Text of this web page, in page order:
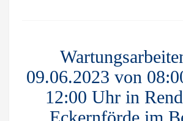
09.06.2023 von
12:00 Uhr in